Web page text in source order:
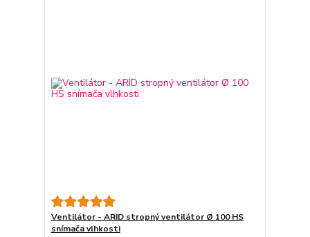
Ventilátor - ARID stropný ventilátor Ø 100 HS
snímača vlhkosti